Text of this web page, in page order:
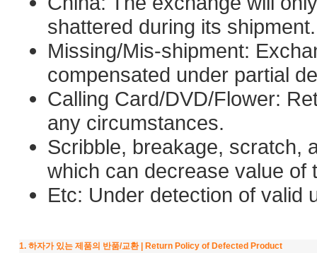
shattered during its shipment.
Missing/Mis-shipment:
compensated under partial
Calling Card/DVD/Flower:
any circumstances.
Scribble, breakage, scratch,
which can decrease value of
Etc: Under detection of valid
1. 하자가 있는 제품의 반품/교환 | Return Policy of Defected Product